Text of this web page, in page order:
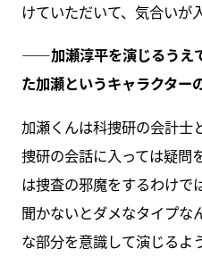
けていただいて、気合いが
――加瀬淳平を演じるうえ
た加瀬というキャラクター
加瀬くんは科捜研の会計士
捜研の会話に入っては疑問
は捜査の邪魔をするわけで
聞かないとダメなタイプな
な部分を意識して演じるよ